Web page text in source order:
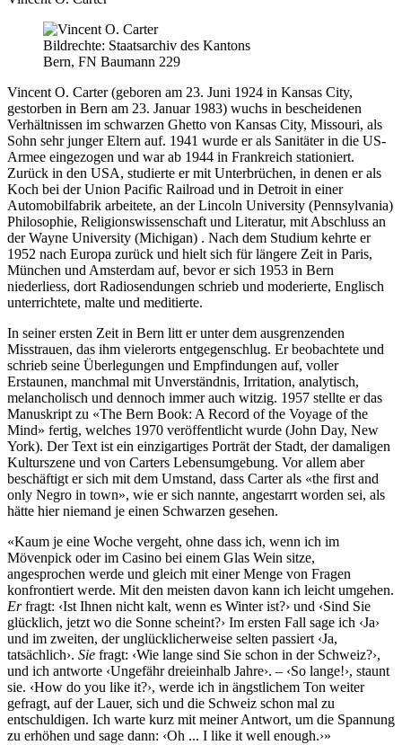
Bildrechte: Staatsarchiv des Kantons
Bern, FN Baumann 229
Vincent O. Carter (geboren am 23. Juni 1924 in Kansas City,
gestorben in Bern am 23. Januar 1983) wuchs in bescheidenen
Verhältnissen im schwarzen Ghetto von Kansas City, Missouri, als
Sohn sehr junger Eltern auf. 1941 wurde er als Sanitäter in die US-
Armee eingezogen und war ab 1944 in Frankreich stationiert.
Zurück in den USA, studierte er mit Unterbrüchen, in denen er als
Koch bei der Union Pacific Railroad und in Detroit in einer
Automobilfabrik arbeitete, an der Lincoln University (Pennsylvania)
Philosophie, Religionswissenschaft und Literatur, mit Abschluss an
der Wayne University (Michigan) . Nach dem Studium kehrte er
1952 nach Europa zurück und hielt sich für längere Zeit in Paris,
München und Amsterdam auf, bevor er sich 1953 in Bern
niederliess, dort Radiosendungen schrieb und moderierte, Englisch
unterrichtete, malte und meditierte.
In seiner ersten Zeit in Bern litt er unter dem ausgrenzenden
Misstrauen, das ihm vielerorts entgegenschlug. Er beobachtete und
schrieb seine Überlegungen und Empfindungen auf, voller
Erstaunen, manchmal mit Unverständnis, Irritation, analytisch,
melancholisch und dennoch immer auch witzig. 1957 stellte er das
Manuskript zu «The Bern Book: A Record of the Voyage of the
Mind» fertig, welches 1970 veröffentlicht wurde (John Day, New
York). Der Text ist ein einzigartiges Porträt der Stadt, der damaligen
Kulturszene und von Carters Lebensumgebung. Vor allem aber
beschäftigt er sich mit dem Umstand, dass Carter als «the first and
only Negro in town», wie er sich nannte, angestarrt worden sei, als
hätte hier niemand je einen Schwarzen gesehen.
«Kaum je eine Woche vergeht, ohne dass ich, wenn ich im
Mövenpick oder im Casino bei einem Glas Wein sitze,
angesprochen werde und gleich mit einer Menge von Fragen
konfrontiert werde. Mit den meisten davon kann ich leicht umgehen.
Erfragt: ‹Ist Ihnen nicht kalt, wenn es Winter ist?› und ‹Sind Sie
glücklich, jetzt wo die Sonne scheint?› Im ersten Fall sage ich ‹Ja›
und im zweiten, der unglücklicherweise selten passiert ‹Ja,
tatsächlich›. Sie fragt: ‹Wie lange sind Sie schon in der Schweiz?›,
und ich antworte ‹Ungefähr dreieinhalb Jahre›. – ‹So lange!›, staunt
sie. ‹How do you like it?›, werde ich in ängstlichem Ton weiter
gefragt, auf der Lauer, sich und die Schweiz schon mal zu
entschuldigen. Ich warte kurz mit meiner Antwort, um die Spannung
zu erhöhen und sage dann: ‹Oh ... I like it well enough.›»